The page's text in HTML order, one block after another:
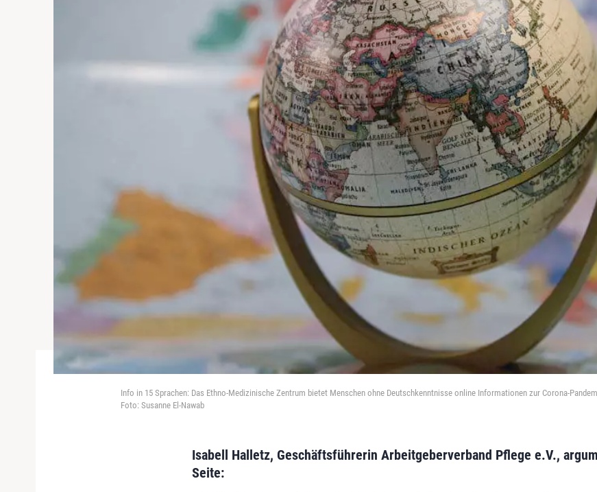
Info in 15 Sprachen: Das Ethno-Medizinische Zentrum bietet Menschen ohne Deutschkenntnisse online Informationen zur Corona-
Foto: Susanne El-Nawab
Isabell Halletz, Geschäftsführerin Arbeitgeberverband Pflege e.V.,
Seite: